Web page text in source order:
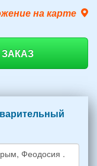
на карте